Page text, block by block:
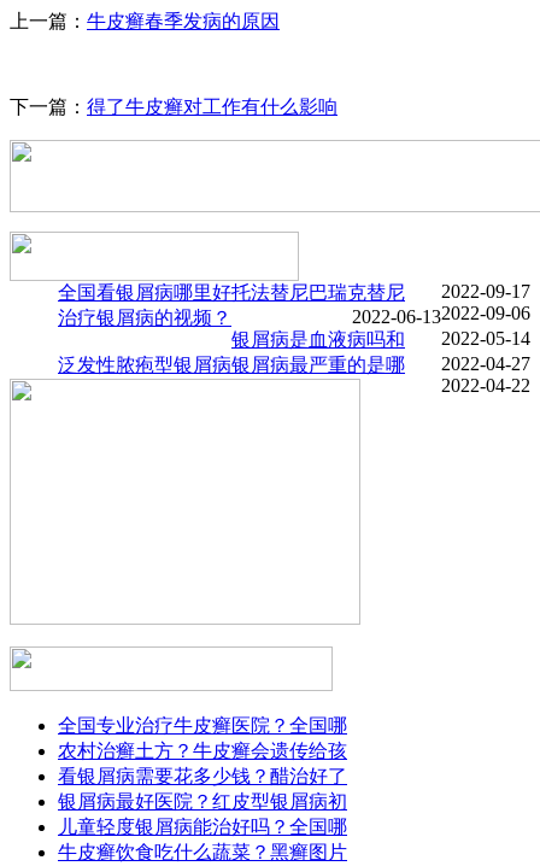
上一篇： 牛皮癣春季发病的原因
下一篇： 得了牛皮癣对工作有什么影响
全国看银屑病哪里好 2022-09-17
托法替尼巴瑞克替尼
2022-09-06
治疗银屑病的视频？
2022-06-13
银屑病是血液病吗和
2022-05-14
泛发性脓疱型银屑病
2022-04-27
银屑病最严重的是哪
2022-04-22
全国专业治疗牛皮癣医院？全国哪
农村治癣土方？牛皮癣会遗传给孩
看银屑病需要花多少钱？醋治好了
银屑病最好医院？红皮型银屑病初
儿童轻度银屑病能治好吗？全国哪
牛皮癣饮食吃什么蔬菜？黑癣图片